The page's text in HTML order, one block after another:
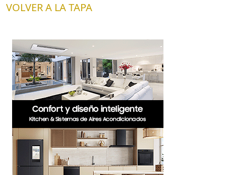
VOLVER A LA TAPA